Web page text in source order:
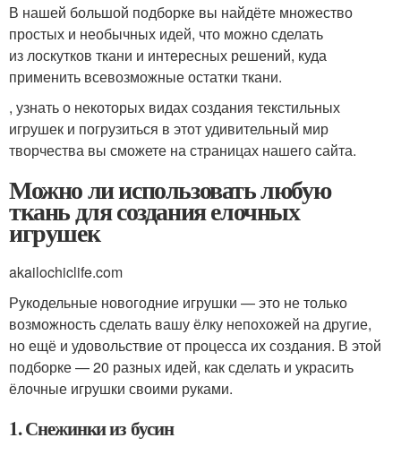
В нашей большой подборке вы найдёте множество
простых и необычных идей, что можно сделать
из лоскутков ткани и интересных решений, куда
применить всевозможные остатки ткани.
, узнать о некоторых видах создания текстильных
игрушек и погрузиться в этот удивительный мир
творчества вы сможете на страницах нашего сайта.
Можно ли использовать любую
ткань для создания елочных
игрушек
akailochiclife.com
Рукодельные новогодние игрушки — это не только
возможность сделать вашу ёлку непохожей на другие,
но ещё и удовольствие от процесса их создания. В этой
подборке — 20 разных идей, как сделать и украсить
ёлочные игрушки своими руками.
1. Снежинки из бусин